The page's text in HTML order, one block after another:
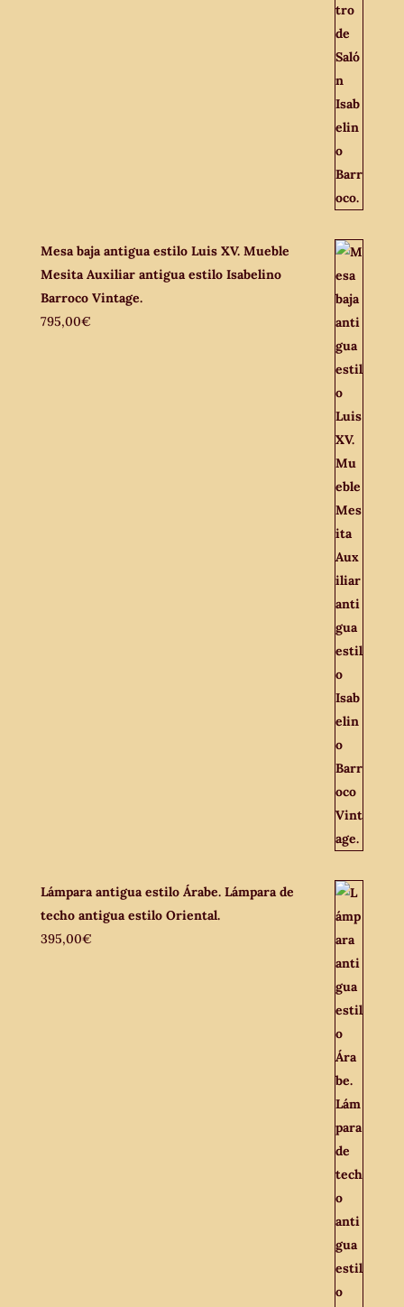
Mesa baja antigua estilo Luis XV. Mueble
Mesita Auxiliar antigua estilo Isabelino
Barroco Vintage.
795,00€
Lámpara antigua estilo Árabe. Lámpara de
techo antigua estilo Oriental.
395,00€